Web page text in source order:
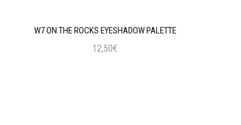
W7 ON THE ROCKS EYESHADOW PALETTE
12,50€